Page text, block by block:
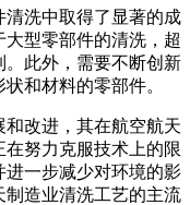
洗中取得了显著的成
型零部件的清洗，超
此外，需要不断创新
和材料的零部件。
改进，其在航空航天
努力克服技术上的限
一步减少对环境的影
造业清洗工艺的主流